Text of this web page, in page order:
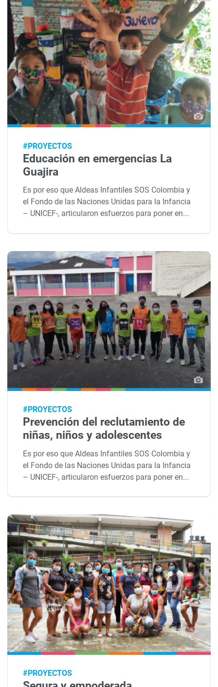
#PROYECTOS
Educación en emergencias La
Guajira
Es por eso que Aldeas Infantiles SOS Colombia y
el Fondo de las Naciones Unidas para la Infancia
– UNICEF-, articularon esfuerzos para poner en...
#PROYECTOS
Prevención del reclutamiento de
niñas, niños y adolescentes
Es por eso que Aldeas Infantiles SOS Colombia y
el Fondo de las Naciones Unidas para la Infancia
– UNICEF-, articularon esfuerzos para poner en...
#PROYECTOS